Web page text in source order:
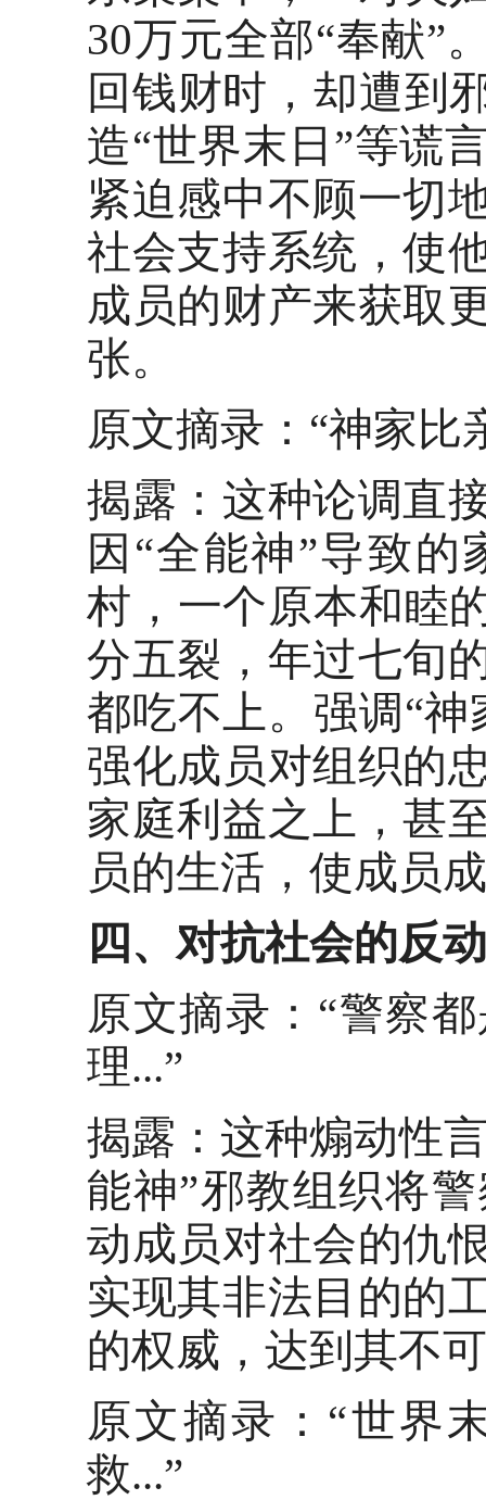
30万元全部“奉献”
回钱财时，却遭到
造“世界末日”等谎
紧迫感中不顾一切
社会支持系统，使
成员的财产来获取
张。
原文摘录： “神家比
揭露：这种论调直
因 “全能神”导致的
村，一个原本和睦
分五裂，年过七旬
都吃不上。强调“
强化成员对组织的
家庭利益之上，甚
员的生活，使成员
四、对抗社会的反
原文摘录： “警察
理...”
揭露：这种煽动性
能神”邪教组织将
动成员对社会的仇
实现其非法目的的
的权威，达到其不
原文摘录： “世界
救...”